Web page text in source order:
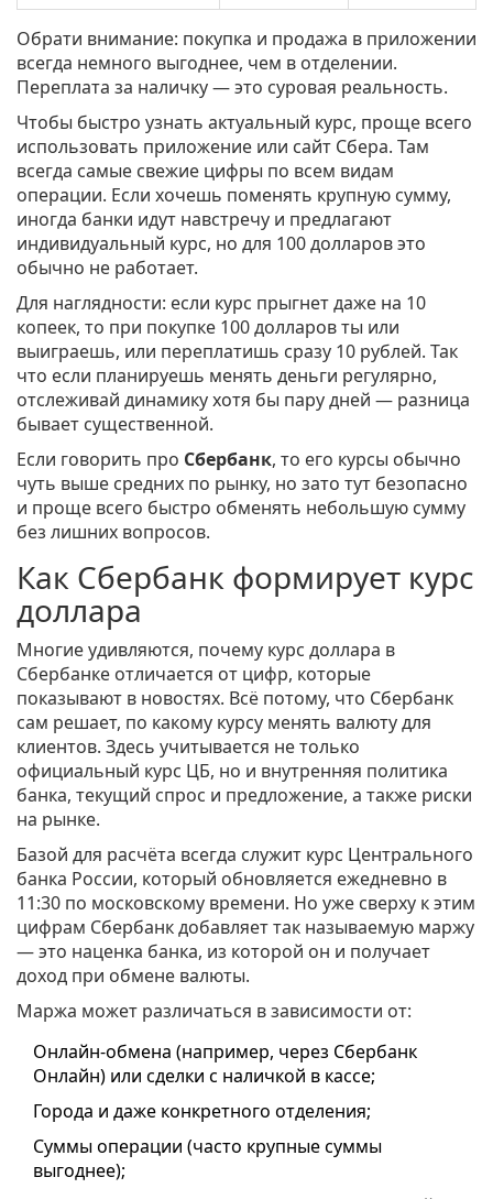
Обрати внимание: покупка и продажа в приложении
всегда немного выгоднее, чем в отделении.
Переплата за наличку — это суровая реальность.
Чтобы быстро узнать актуальный курс, проще всего
использовать приложение или сайт Сбера. Там
всегда самые свежие цифры по всем видам
операции. Если хочешь поменять крупную сумму,
иногда банки идут навстречу и предлагают
индивидуальный курс, но для 100 долларов это
обычно не работает.
Для наглядности: если курс прыгнет даже на 10
копеек, то при покупке 100 долларов ты или
выиграешь, или переплатишь сразу 10 рублей. Так
что если планируешь менять деньги регулярно,
отслеживай динамику хотя бы пару дней — разница
бывает существенной.
Если говорить про Сбербанк, то его курсы обычно
чуть выше средних по рынку, но зато тут безопасно
и проще всего быстро обменять небольшую сумму
без лишних вопросов.
Как Сбербанк формирует курс
доллара
Многие удивляются, почему курс доллара в
Сбербанке отличается от цифр, которые
показывают в новостях. Всё потому, что Сбербанк
сам решает, по какому курсу менять валюту для
клиентов. Здесь учитывается не только
официальный курс ЦБ, но и внутренняя политика
банка, текущий спрос и предложение, а также риски
на рынке.
Базой для расчёта всегда служит курс Центрального
банка России, который обновляется ежедневно в
11:30 по московскому времени. Но уже сверху к этим
цифрам Сбербанк добавляет так называемую маржу
— это наценка банка, из которой он и получает
доход при обмене валюты.
Маржа может различаться в зависимости от:
Онлайн-обмена (например, через Сбербанк
Онлайн) или сделки с наличкой в кассе;
Города и даже конкретного отделения;
Суммы операции (часто крупные суммы
выгоднее);